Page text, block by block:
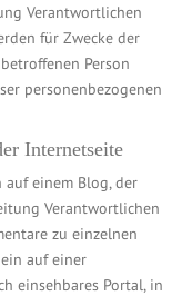
Verantwortlichen
für Zwecke der
Person
personenbezogenen
Internetseite
auf einem Blog, der
Verantwortlichen
zu einzelnen
auf einer
einsehbares Portal, in